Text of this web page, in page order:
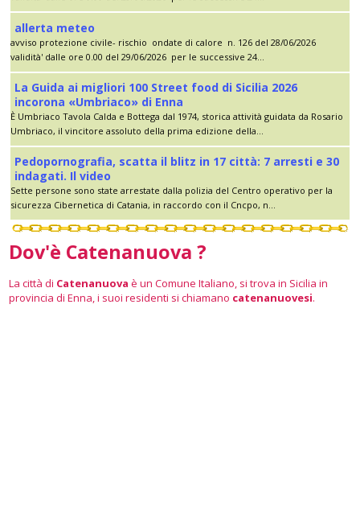
allerta meteo
avviso protezione civile- rischio ondate di calore n. 126 del 28/06/2026
validità' dalle ore 0.00 del 29/06/2026 per le successive 24...
La Guida ai migliori 100 Street food di Sicilia 2026
incorona «Umbriaco» di Enna
È Umbriaco Tavola Calda e Bottega dal 1974, storica attività guidata da Rosario
Umbriaco, il vincitore assoluto della prima edizione della...
Pedopornografia, scatta il blitz in 17 città: 7 arresti e 30
indagati. Il video
Sette persone sono state arrestate dalla polizia del Centro operativo per la
sicurezza Cibernetica di Catania, in raccordo con il Cncpo, n...
Dov'è Catenanuova ?
La città di Catenanuova è un Comune Italiano, si trova in Sicilia in
provincia di Enna, i suoi residenti si chiamano catenanuovesi.